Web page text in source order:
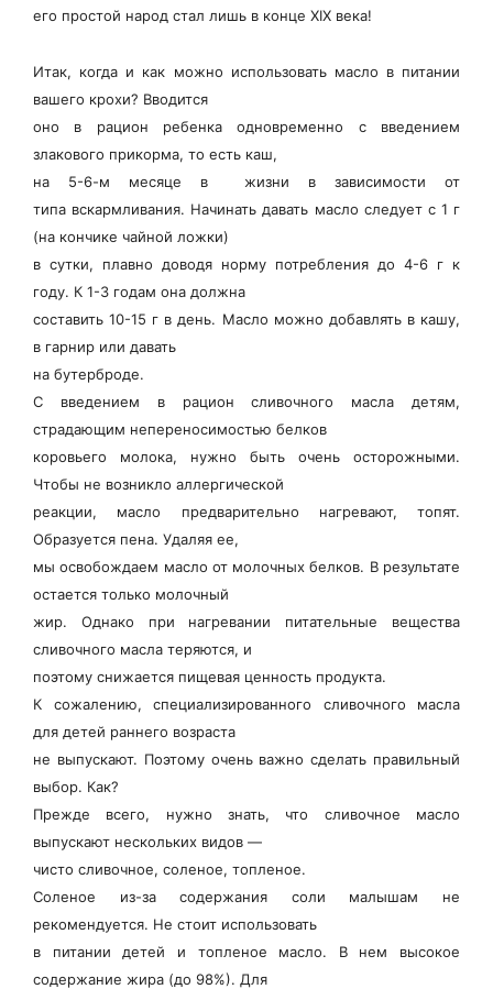
его простой народ стал лишь в конце XIX века!
Итак, когда и как можно использовать масло в питании
вашего крохи? Вводится
оно в рацион ребенка одновременно с введением
злакового прикорма, то есть каш,
на 5-6-м месяце в жизни в зависимости от
типа вскармливания. Начинать давать масло следует с 1 г
(на кончике чайной ложки)
в сутки, плавно доводя норму потребления до 4-6 г к
году. К 1-3 годам она должна
составить 10-15 г в день. Масло можно добавлять в кашу,
в гарнир или давать
на бутерброде.
С введением в рацион сливочного масла детям,
страдающим непереносимостью белков
коровьего молока, нужно быть очень осторожными.
Чтобы не возникло аллергической
реакции, масло предварительно нагревают, топят.
Образуется пена. Удаляя ее,
мы освобождаем масло от молочных белков. В результате
остается только молочный
жир. Однако при нагревании питательные вещества
сливочного масла теряются, и
поэтому снижается пищевая ценность продукта.
К сожалению, специализированного сливочного масла
для детей раннего возраста
не выпускают. Поэтому очень важно сделать правильный
выбор. Как?
Прежде всего, нужно знать, что сливочное масло
выпускают нескольких видов —
чисто сливочное, соленое, топленое.
Соленое из-за содержания соли малышам не
рекомендуется. Не стоит использовать
в питании детей и топленое масло. В нем высокое
содержание жира (до 98%). Для